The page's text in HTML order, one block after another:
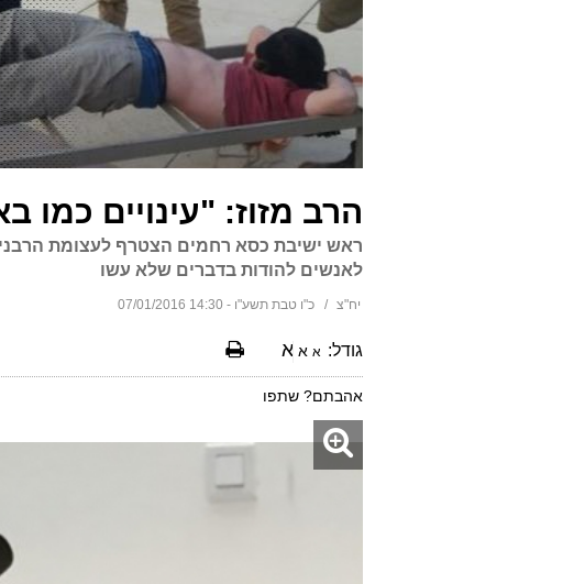
הרב מזוז: "עינויים כמו
ראש ישיבת כסא רחמים הצטרף לעצומת הרבנים
לאנשים להודות בדברים שלא עשו
יח"צ כ"ו טבת תשע"ו - 14:30 07/01/2016
גודל: א א א
אהבתם? שתפו